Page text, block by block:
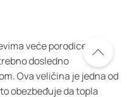
veće porodice i
dosledno
Ova veličina je jedna od
obezbeđuje da topla